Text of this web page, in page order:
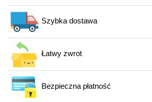
Szybka dostawa
Łatwy zwrot
Bezpieczna płatność